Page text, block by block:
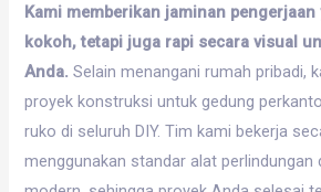
Kami memberikan jaminan
kokoh, tetapi juga rapi secara visual
Anda. Selain menangani rumah pribadi,
proyek konstruksi untuk gedung
ruko di seluruh DIY. Tim kami bekerja
menggunakan standar alat perlindungan